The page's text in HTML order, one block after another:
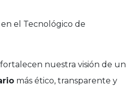
el Tecnológico de
nuestra visión de un
más ético, transparente y